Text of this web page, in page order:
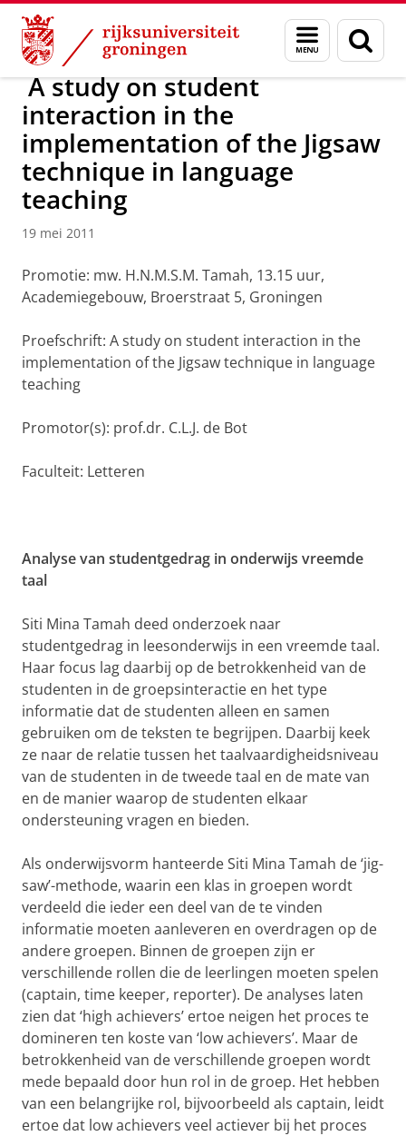
Skip
Content
Skip
Navigation
Menu
en
zoeken
Over ons Actueel Nieuws Nieuwsberichten
A study on student
interaction in the
implementation of the Jigsaw
technique in language
teaching
19 mei 2011
Promotie: mw. H.N.M.S.M. Tamah, 13.15 uur,
Academiegebouw, Broerstraat 5, Groningen
Proefschrift: A study on student interaction in the
implementation of the Jigsaw technique in language
teaching
Promotor(s): prof.dr. C.L.J. de Bot
Faculteit: Letteren
Analyse van studentgedrag in onderwijs vreemde
taal
Siti Mina Tamah deed onderzoek naar
studentgedrag in leesonderwijs in een vreemde taal.
Haar focus lag daarbij op de betrokkenheid van de
studenten in de groepsinteractie en het type
informatie dat de studenten alleen en samen
gebruiken om de teksten te begrijpen. Daarbij keek
ze naar de relatie tussen het taalvaardigheidsniveau
van de studenten in de tweede taal en de mate van
en de manier waarop de studenten elkaar
ondersteuning vragen en bieden.
Als onderwijsvorm hanteerde Siti Mina Tamah de ‘jig-
saw’-methode, waarin een klas in groepen wordt
verdeeld die ieder een deel van de te vinden
informatie moeten aanleveren en overdragen op de
andere groepen. Binnen de groepen zijn er
verschillende rollen die de leerlingen moeten spelen
(captain, time keeper, reporter). De analyses laten
zien dat ‘high achievers’ ertoe neigen het proces te
domineren ten koste van ‘low achievers’. Maar de
betrokkenheid van de verschillende groepen wordt
mede bepaald door hun rol in de groep. Het hebben
van een belangrijke rol, bijvoorbeeld als captain, leidt
ertoe dat low achievers veel actiever bij het proces